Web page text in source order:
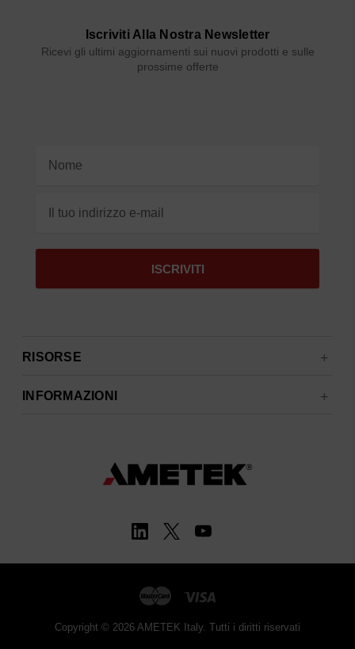
Iscriviti Alla Nostra Newsletter
Ricevi gli ultimi aggiornamenti sui nuovi prodotti e sulle
prossime offerte
RISORSE
INFORMAZIONI
Copyright © 2026 AMETEK Italy. Tutti i diritti riservati